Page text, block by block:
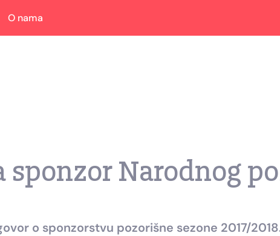
O nama
Narodnog
o sponzorstvu pozorišne sezone 2017/